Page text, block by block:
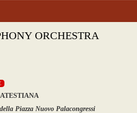
ORCHESTRA
Piazza Nuovo Palacongressi